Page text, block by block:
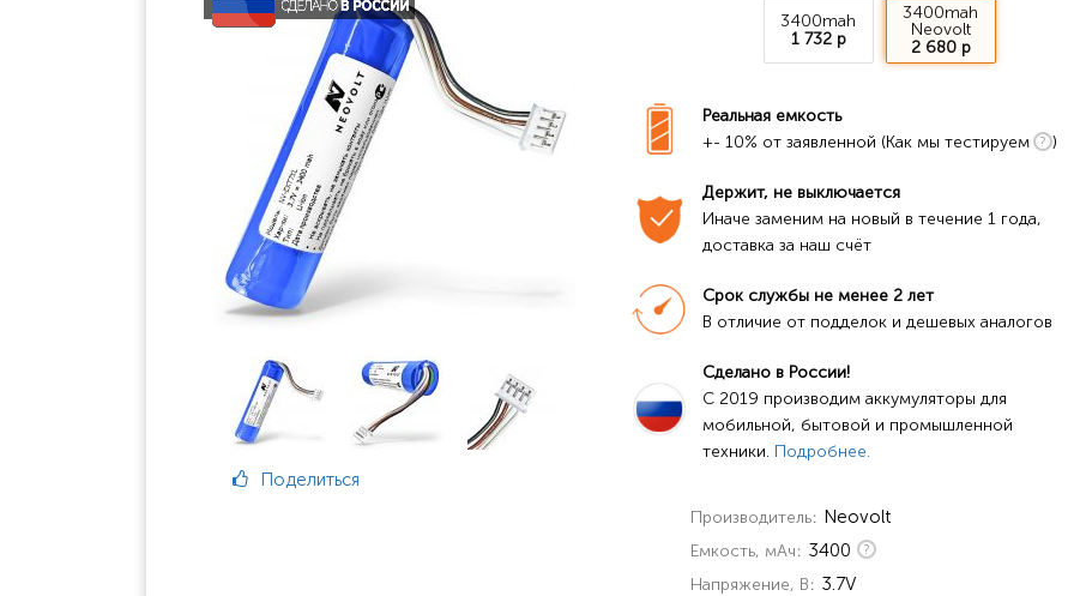
Поделиться
3400mah
1 732 р
3400mah
Neovolt
2 680 р
Реальная емкость
+- 10% от заявленной (Как мы тестируем
)
Держит, не выключается
Иначе заменим на новый в течение 1 года,
доставка за наш счёт
Срок службы не менее 2 лет
В отличие от подделок и дешевых аналогов
Сделано в России!
C 2019 производим аккумуляторы для
мобильной, бытовой и промышленной
техники. Подробнее.
Производитель Neovolt
Емкость, мАч 3400
Напряжение, В 3.7V